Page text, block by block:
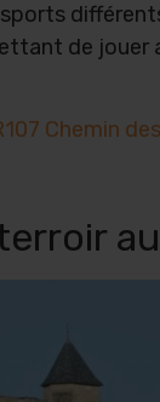
de
Chemin